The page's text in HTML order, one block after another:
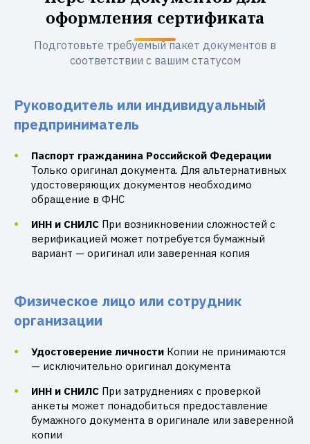
оформления сертификата
Подготовьте требуемый пакет документов в
соответствии с вашим статусом
Руководитель или индивидуальный
предприниматель
Паспорт гражданина Российской Федерации
Только оригинал документа. Для альтернативных
удостоверяющих документов необходимо
обращение в ФНС
ИНН и СНИЛС При возникновении сложностей с
верификацией может потребуется бумажный
вариант — оригинал или заверенная копия
Физическое лицо или сотрудник
организации
Удостоверение личности Копии не принимаются
— исключительно оригинал документа
ИНН и СНИЛС При затруднениях с проверкой
анкеты может понадобиться предоставление
бумажного документа в оригинале или заверенной
копии